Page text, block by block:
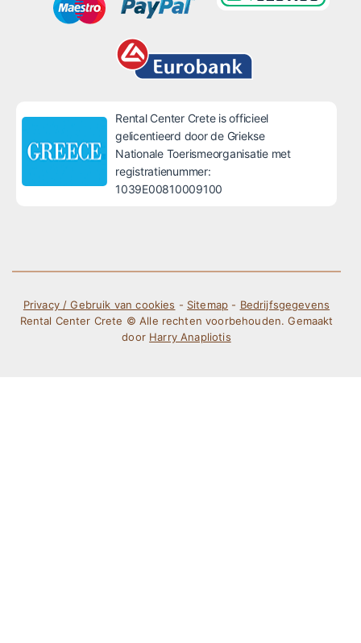
Rental Center Crete is officieel
gelicentieerd door de Griekse
Nationale Toerismeorganisatie met
registratienummer:
1039E00810009100
Privacy / Gebruik van cookies - Sitemap - Bedrijfsgegevens
Rental Center Crete © Alle rechten voorbehouden. Gemaakt
door Harry Anapliotis